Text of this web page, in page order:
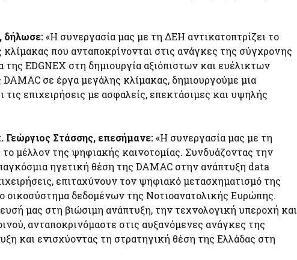
δήλωσε:«Η συνεργασία μας με τη ΔΕΗ αντικατοπτρίζει το
που ανταποκρίνονται στις ανάγκες της σύγχρονης
EDGNEX στη δημιουργία αξιόπιστων και ευέλικτων
σε έργα μεγάλης κλίμακας, δημιουργούμε μια
επιχειρήσεις με ασφαλείς, επεκτάσιμες και υψηλής
Στάσσης, επεσήμανε:«Η συνεργασία μας με τη
μέλλον της ψηφιακής καινοτομίας. Συνδυάζοντας την
ηγετική θέση της DAMAC στην ανάπτυξη data
επιταχύνουν τον ψηφιακό μετασχηματισμό της
οικοσύστημα δεδομένων της Νοτιοανατολικής Ευρώπης.
μας στη βιώσιμη ανάπτυξη, την τεχνολογική υπεροχή και
ανταποκρινόμαστε στις αυξανόμενες ανάγκες της
και ενισχύοντας τη στρατηγική θέση της Ελλάδας στη